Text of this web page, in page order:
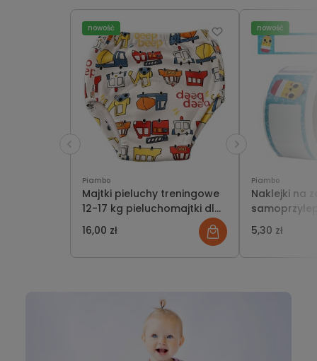
Piambo
Majtki pieluchy treningowe
12-17 kg pieluchomajtki dla
chłopca do nauki sikania
odpieluchowanie autka
16,00 zł
nowość
Piambo
Naklejki na
120 szt.
5,30 zł
nowość